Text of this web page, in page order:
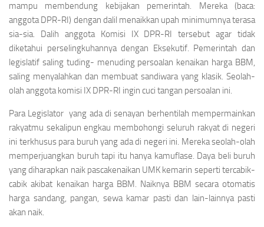
mampu membendung kebijakan pemerintah. Mereka (baca:
anggota DPR-RI) dengan dalil menaikkan upah minimumnya terasa
sia-sia. Dalih anggota Komisi IX DPR-RI tersebut agar tidak
diketahui perselingkuhannya dengan Eksekutif. Pemerintah dan
legislatif saling tuding- menuding persoalan kenaikan harga BBM,
saling menyalahkan dan membuat sandiwara yang klasik. Seolah-
olah anggota komisi IX DPR-RI ingin cuci tangan persoalan ini.
Para Legislator yang ada di senayan berhentilah mempermainkan
rakyatmu sekalipun engkau membohongi seluruh rakyat di negeri
ini terkhusus para buruh yang ada di negeri ini. Mereka seolah-olah
memperjuangkan buruh tapi itu hanya kamuflase. Daya beli buruh
yang diharapkan naik pascakenaikan UMK kemarin seperti tercabik-
cabik akibat kenaikan harga BBM. Naiknya BBM secara otomatis
harga sandang, pangan, sewa kamar pasti dan lain-lainnya pasti
akan naik.